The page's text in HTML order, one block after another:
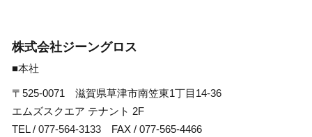
株式会社ジーングロス
■本社
〒525-0071 滋賀県草津市南笠東1丁目14-36
エムズスクエア テナント 2F
TEL / 077-564-3133 FAX / 077-565-4466